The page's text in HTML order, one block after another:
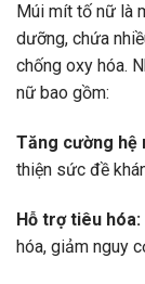
Múi mít tố nữ là
dưỡng, chứa
chống oxy hóa.
nữ bao gồm:
Tăng cường hệ
thiện sức đề
Hỗ trợ tiêu hóa:
hóa, giảm nguy